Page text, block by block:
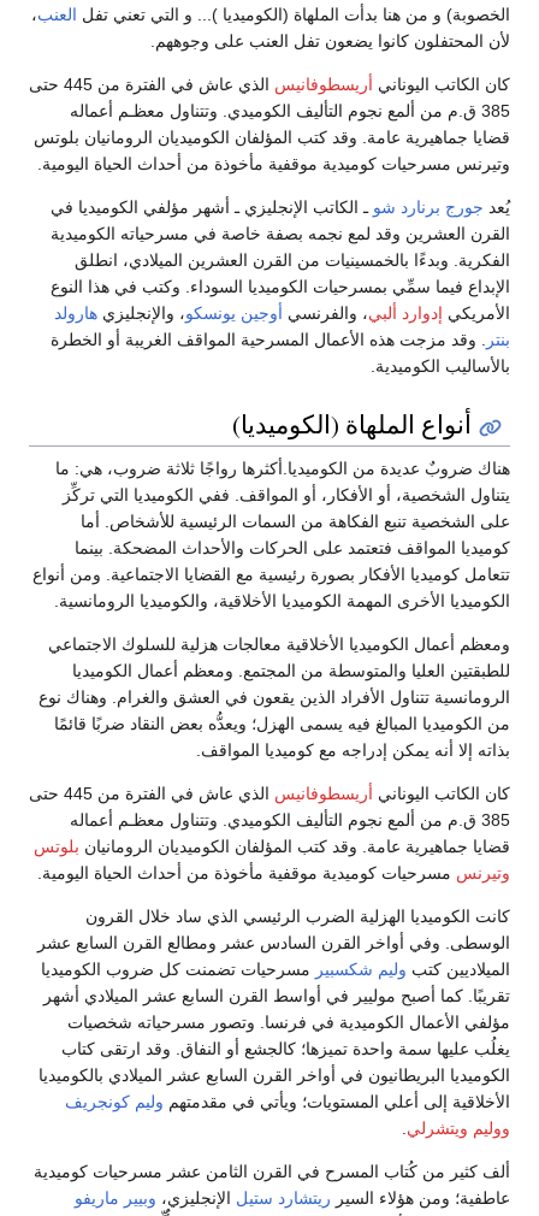
الخصوبة) و من هنا بدأت الملهاة (الكوميديا )... و التي تعني تفل العنب،
لأن المحتفلون كانوا يضعون تفل العنب على وجوههم.
كان الكاتب اليوناني أريسطوفانيس
الذي عاش في الفترة من 445 حتى
385 ق.م من ألمع نجوم التأليف الكوميدي. وتتناول معظـم أعماله
قضايا جماهيرية عامة. وقد كتب المؤلفان الكوميديان الرومانيان بلوتس
وتيرنس مسرحيات كوميدية موقفية مأخوذة من أحداث الحياة اليومية.
يُعد جورج برنارد شو ـ الكاتب الإنجليزي ـ أشهر مؤلفي الكوميديا في
القرن العشرين وقد لمع نجمه بصفة خاصة في مسرحياته الكوميدية
الفكرية. وبدءًا بالخمسينيات من القرن العشرين الميلادي، انطلق
الإبداع فيما سمِّي بمسرحيات الكوميديا السوداء. وكتب في هذا النوع
الأمريكي إدوارد ألبي، والفرنسي أوجين يونسكو، والإنجليزي هارولد
بنتر . وقد مزجت هذه الأعمال المسرحية المواقف الغريبة أو الخطرة
بالأساليب الكوميدية.
أنواع الملهاة (الكوميديا)
هناك ضروبٌ عديدة من الكوميديا.أكثرها رواجًا ثلاثة ضروب، هي: ما
يتناول الشخصية، أو الأفكار، أو المواقف. ففي الكوميديا التي تركِّز
على الشخصية تنبع الفكاهة من السمات الرئيسية للأشخاص. أما
كوميديا المواقف فتعتمد على الحركات والأحداث المضحكة. بينما
تتعامل كوميديا الأفكار بصورة رئيسية مع القضايا الاجتماعية. ومن أنواع
الكوميديا الأخرى المهمة الكوميديا الأخلاقية، والكوميديا الرومانسية.
ومعظم أعمال الكوميديا الأخلاقية معالجات هزلية للسلوك الاجتماعي
للطبقتين العليا والمتوسطة من المجتمع. ومعظم أعمال الكوميديا
الرومانسية تتناول الأفراد الذين يقعون في العشق والغرام. وهناك نوع
من الكوميديا المبالغ فيه يسمى الهزل؛ ويعدُّه بعض النقاد ضربًا قائمًا
بذاته إلا أنه يمكن إدراجه مع كوميديا المواقف.
كان الكاتب اليوناني أريسطوفانيس
الذي عاش في الفترة من 445 حتى
385 ق.م من ألمع نجوم التأليف الكوميدي. وتتناول معظـم أعماله
قضايا جماهيرية عامة. وقد كتب المؤلفان الكوميديان الرومانيان بلوتس
وتيرنس مسرحيات كوميدية موقفية مأخوذة من أحداث الحياة اليومية.
كانت الكوميديا الهزلية الضرب الرئيسي الذي ساد خلال القرون
الوسطى. وفي أواخر القرن السادس عشر ومطالع القرن السابع عشر
الميلاديين كتب وليم شكسبير مسرحيات تضمنت كل ضروب الكوميديا
تقريبًا. كما أصبح موليير في أواسط القرن السابع عشر الميلادي أشهر
مؤلفي الأعمال الكوميدية في فرنسا. وتصور مسرحياته شخصيات
يغلُب عليها سمة واحدة تميزها؛ كالجشع أو النفاق. وقد ارتقى كتاب
الكوميديا البريطانيون في أواخر القرن السابع عشر الميلادي بالكوميديا
الأخلاقية إلى أعلي المستويات؛ ويأتي في مقدمتهم وليم كونجريف
ووليم ويتشرلي
ألف كثير من كُتاب المسرح في القرن الثامن عشر مسرحيات كوميدية
عاطفية؛ ومن هؤلاء السير ريتشارد ستيل الإنجليزي، وبيير ماريفو